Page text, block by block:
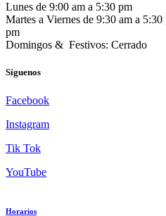
Lunes de 9:00 am a 5:30 pm
Martes a Viernes de 9:30 am a
pm
Domingos & Festivos: Cerrado
Síguenos
Facebook
Instagram
Tik Tok
YouTube
Horarios